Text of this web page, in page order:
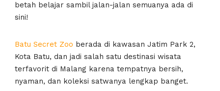
betah belajar sambil jalan-jalan semuanya ada di
sini!
Batu Secret Zoo berada di kawasan Jatim Park 2,
Kota Batu, dan jadi salah satu destinasi wisata
terfavorit di Malang karena tempatnya bersih,
nyaman, dan koleksi satwanya lengkap banget.